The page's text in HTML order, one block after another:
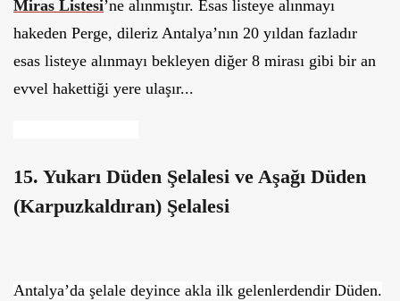
Miras Listesi’ne alınmıştır. Esas listeye alınmayı
hakeden Perge, dileriz Antalya’nın 20 yıldan fazladır
esas listeye alınmayı bekleyen diğer 8 mirası gibi bir an
evvel hakettiği yere ulaşır...
15. Yukarı Düden Şelalesi ve Aşağı Düden
(Karpuzkaldıran) Şelalesi
Antalya’da şelale deyince akla ilk gelenlerdendir Düden.